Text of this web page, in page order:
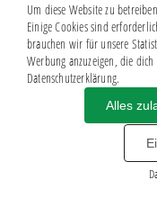
Um diese Website zu
Einige Cookies sind
brauchen wir für unsere
Werbung anzuzeigen, die
Datenschutzerklärung.
Alles